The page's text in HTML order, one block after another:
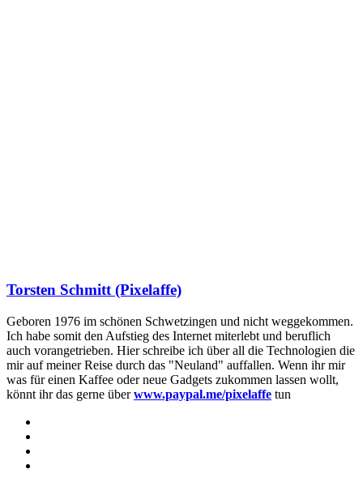
Torsten Schmitt (Pixelaffe)
Geboren 1976 im schönen Schwetzingen und nicht weggekommen.
Ich habe somit den Aufstieg des Internet miterlebt und beruflich
auch vorangetrieben. Hier schreibe ich über all die Technologien die
mir auf meiner Reise durch das "Neuland" auffallen. Wenn ihr mir
was für einen Kaffee oder neue Gadgets zukommen lassen wollt,
könnt ihr das gerne überwww.paypal.me/pixelaffe tun